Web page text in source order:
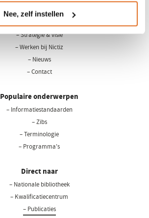
Nee, zelf instellen
– Strategie & visie
– Werken bij Nictiz
– Nieuws
– Contact
Populaire onderwerpen
– Informatiestandaarden
– Zibs
– Terminologie
– Programma's
Direct naar
– Nationale bibliotheek(opent
– Kwalificatiecentrum
– Publicaties